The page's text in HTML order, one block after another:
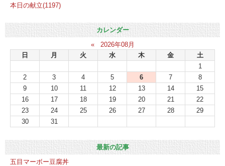
本日の献立(1197)
カレンダー
«
2026年08月
日
月 火 水 木 金
土
1
2
3 4 5 6 7
8
9
10 11 12 13 14
15
16
17 18 19 20 21
22
23
24 25 26 27 28
29
30
31
最新の記事
五目マーボー豆腐丼